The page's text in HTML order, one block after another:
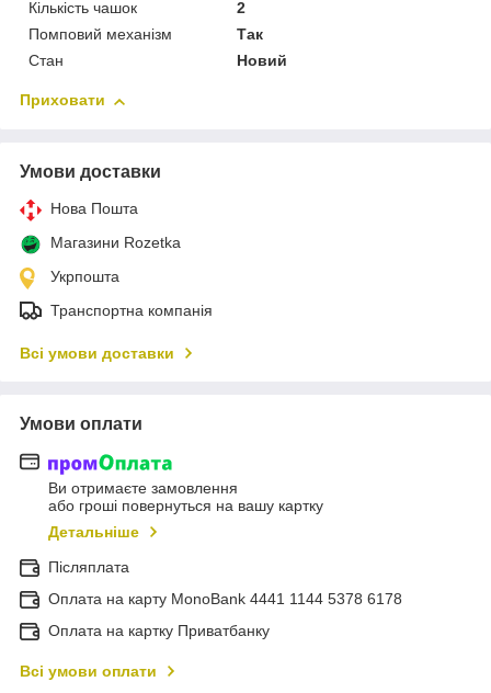
Кількість чашок
2
Помповий механізм
Так
Стан
Новий
Приховати
Умови доставки
Нова Пошта
Магазини Rozetka
Укрпошта
Транспортна компанія
Всі умови доставки
Умови оплати
Ви отримаєте замовлення
або гроші повернуться на вашу картку
Детальніше
Післяплата
Оплата на карту MonoBank 4441 1144 5378 6178
Оплата на картку Приватбанку
Всі умови оплати